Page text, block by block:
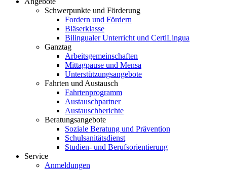
Schwerpunkte und Förderung
Fordern und Fördern
Bläserklasse
Bilingualer Unterricht und CertiLingua
Ganztag
Arbeitsgemeinschaften
Mittagpause und Mensa
Unterstützungsangebote
Fahrten und Austausch
Fahrtenprogramm
Austauschpartner
Austauschberichte
Beratungsangebote
Soziale Beratung und Prävention
Schulsanitätsdienst
Studien- und Berufsorientierung
Service
Anmeldungen